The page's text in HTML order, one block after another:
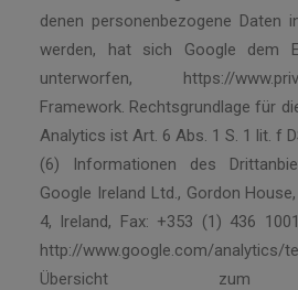
denen personenbezogene Daten
werden, hat sich Google dem
unterworfen, https://
Framework. Rechtsgrundlage für
Analytics ist Art. 6 Abs. 1 S. 1 lit. f
(6) Informationen des
Google Ireland Ltd., Gordon
4, Ireland, Fax: +353 (1) 436
http://www.google.com/analytics/
Übersicht zum